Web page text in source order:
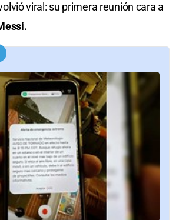
viral: su primera reunión cara a